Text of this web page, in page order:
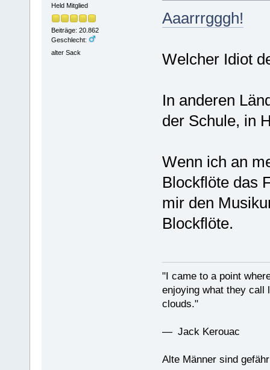
Held Mitglied
Beiträge: 20.862
Geschlecht:
alter Sack
Aaarrrgggh!
Welcher Idiot
In anderen
der Schule, in
Wenn ich an
Blockflöte das
mir den
Blockflöte.
"I came to a point
enjoying what they call
clouds."
— Jack Kerouac
Alte Männer sind